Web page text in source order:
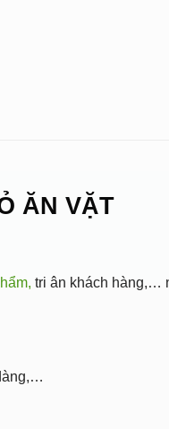
ĂN VẶT
tri ân khách hàng,…